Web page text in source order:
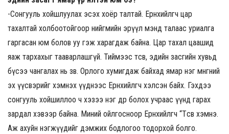
-Сонгууль хойшлуулах эсэх хоёр талтай. Ерөнхийлөгч цар
тахалтай холбоотойгоор нийгмийн эрүүл мэнд талаас уриалга
гаргасан юм болов уу гэж харагдаж байна. Цар тахал цаашид
яаж тархахыг тааварлашгүй. Тиймээс төсөв, эдийн засгийн хувьд
бүсээ чангалах нь зөв. Орлого хумигдаж байхад ямар нэг мөнгөний
эх үүсвэрийг хэмнэх үүднээс Ерөнхийлөгч хэлсэн байх. Гэхдээ
сонгууль хойшиллоо ч хэзээ нэг өдөр болох учраас үүнд гарах
зардал хэвээр байна. Миний ойлгосноор Ерөнхийлөгч “Төсвөө хэмнэ.
Аж ахуйн нэгжүүдийг дэмжих бодлогоо тодорхой болго.